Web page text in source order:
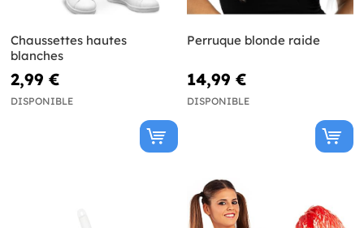
Chaussettes hautes
blanches
2,99 €
DISPONIBLE
Perruque blonde raide
14,99 €
DISPONIBLE